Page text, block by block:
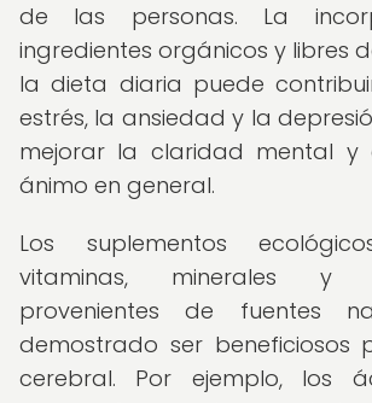
de las personas. La
ingredientes orgánicos y libres
la dieta diaria puede
estrés, la ansiedad y la
mejorar la claridad mental y
ánimo en general.
Los suplementos
vitaminas, minerales y
provenientes de fuentes
demostrado ser beneficiosos
cerebral. Por ejemplo, los